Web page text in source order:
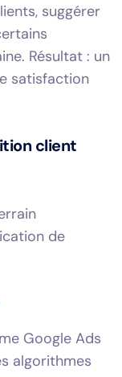
suggérer
Résultat : un
satisfaction
client
de
Google Ads
algorithmes